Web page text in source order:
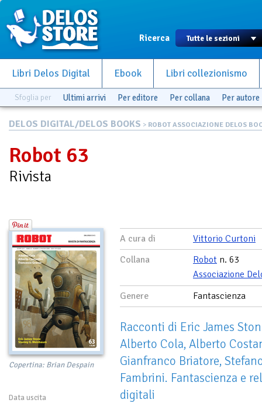
Ricerca
Libri Delos Digital Ebook Libri collezionismo
Sfoglia per Ultimi arrivi Per editore Per collana Per autore
DELOS DIGITAL/DELOS BOOKS > ROBOT ASSOCIAZIONE DELOS
Robot 63
Rivista
Copertina: Brian Despain
Data uscita
A cura di
Vittorio Curtoni
Collana
Robot n. 63
Associazione
Genere
Fantascienza
Racconti di Eric James
Alberto Cola, Alberto
Gianfranco Briatore,
Fambrini. Fantascienza e
digitali